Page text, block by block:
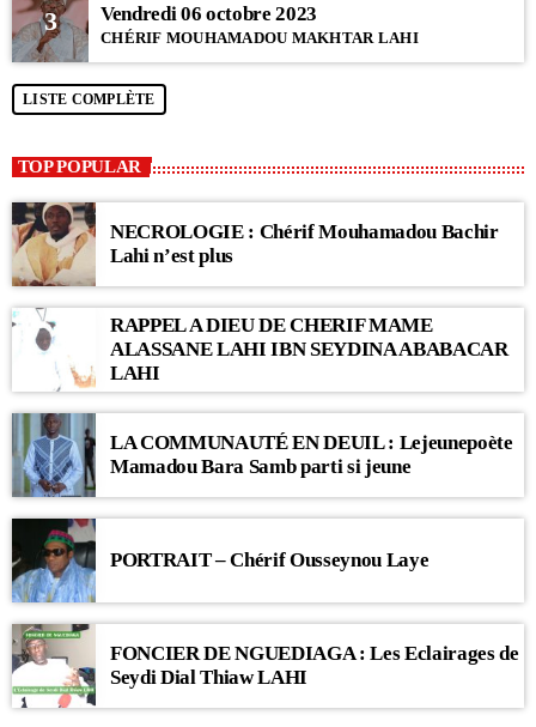
3 Vendredi 06 octobre 2023
CHÉRIF MOUHAMADOU MAKHTAR LAHI
LISTE COMPLÈTE
TOP POPULAR
NECROLOGIE : Chérif Mouhamadou Bachir
Lahi n’est plus
RAPPEL A DIEU DE CHERIF MAME
ALASSANE LAHI IBN SEYDINA ABABACAR
LAHI
LA COMMUNAUTÉ EN DEUIL : Lejeunepoète
Mamadou Bara Samb parti si jeune
PORTRAIT – Chérif Ousseynou Laye
FONCIER DE NGUEDIAGA : Les Eclairages de
Seydi Dial Thiaw LAHI